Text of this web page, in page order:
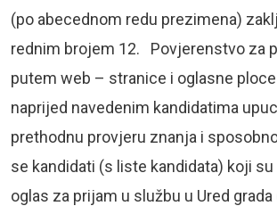
(po abecednom redu prezimena)
rednim brojem 12. Povjerenstvo za
putem web – stranice i oglasne ploce
naprijed navedenim kandidatima
prethodnu provjeru znanja i
se kandidati (s liste kandidata) koji
oglas za prijam u službu u Ured